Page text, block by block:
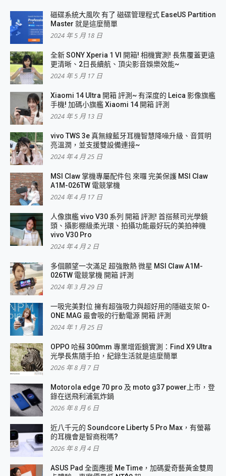
磁碟系統大風吹 有了 磁碟管理程式 EaseUS Partition
Master 就是這麼簡單
2024 年 5 月 18 日
全新 SONY Xperia 1 VI 開箱! 相機實測! 長焦覆蓋更遠
更清晰、2日長續航、頂尖影音娛樂效能~
2024 年 5 月 17 日
Xiaomi 14 Ultra 開箱 評測~ 有深度的 Leica 影像旗艦
手機! 加碼小旗艦 Xiaomi 14 開箱 評測
2024 年 5 月 13 日
vivo TWS 3e 真無線藍牙耳機智慧降噪升級、音質明
亮溫潤，並支援雙設備連接~
2024 年 4 月 25 日
MSI Claw 掌機專屬配件包 來囉 完美保護 MSI Claw
A1M-026TW 電競掌機
2024 年 4 月 17 日
人像旗艦 vivo V30 系列 開箱 評測! 首搭蔡司光學鏡
頭、攝影棚級柔光環、拍攝功能最好玩的美拍神機
vivo V30 Pro
2024 年 4 月 2 日
多個願望一次滿足 超強散熱 微星 MSI Claw A1M-
026TW 電競掌機 開箱 評測
2024 年 3 月 29 日
一吸完美對位 擁有超強吸力與超好用的隱磁支架 O-
ONE MAG 最會吸的行動電源 開箱 評測
2024 年 1 月 25 日
OPPO 哈蘇 300mm 專業增距鏡實測：Find X9 Ultra
光學長焦隨手拍，紀錄生活就是這麼簡單
2026 年 8 月 7 日
Motorola edge 70 pro 及 moto g37 power上市，登
錄在送飛利浦氣炸鍋
2026 年 8 月 6 日
近八千元的 Soundcore Liberty 5 Pro Max，有螢幕
的耳機會是智商稅嗎?
2026 年 8 月 4 日
ASUS Pad 全面應援 Me Time，加碼愛奇藝黃金雙周